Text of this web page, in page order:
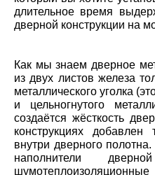
длительное время
дверной конструкции на
Как мы знаем дверное
из двух листов железа
металлического уголка
и цельногнутого
создаётся жёсткость
конструкциях
внутри дверного
наполнители